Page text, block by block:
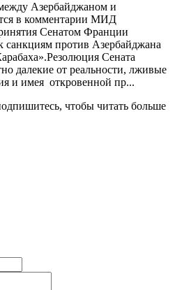
Азербайджаном и
в комментарии МИД
Сенатом Франции
против Азербайджана
Сената
далекие от реальности, лживые
и имея откровенной пр...
чтобы читать больше